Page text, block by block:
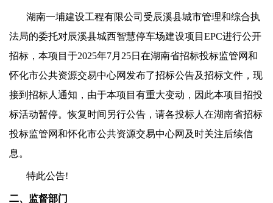
湖南一埔建设工程有限公司受辰溪县城市管理和综合执
法局的委托对辰溪县城西智慧停车场建设项目 EPC进行公开
招标，本项目于2025年7月25日在湖南省招标投标监管网和
怀化市公共资源交易中心网发布了招标公告及招标文件，现
接到招标人通知，由于本项目有重大变动，因此本项目招投
标活动暂停。恢复时间另行公告，请各投标人在湖南省招标
投标监管网和怀化市公共资源交易中心网及时关注后续信
息。
特此公告!
二、监督部门